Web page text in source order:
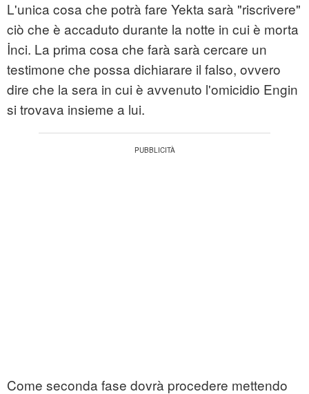
L'unica cosa che potrà fare Yekta sarà "riscrivere"
ciò che è accaduto durante la notte in cui è morta
İnci. La prima cosa che farà sarà cercare un
testimone che possa dichiarare il falso, ovvero
dire che la sera in cui è avvenuto l'omicidio Engin
si trovava insieme a lui.
Come seconda fase dovrà procedere mettendo